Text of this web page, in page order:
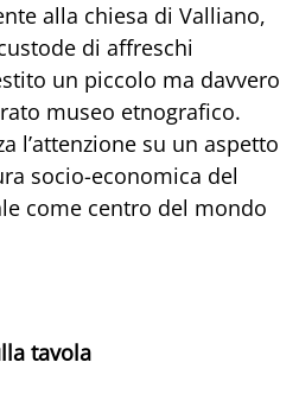
alla chiesa di Valliano,
di affreschi
un piccolo ma davvero
museo etnografico.
l’attenzione su un aspetto
socio-economica del
come centro del mondo
tavola